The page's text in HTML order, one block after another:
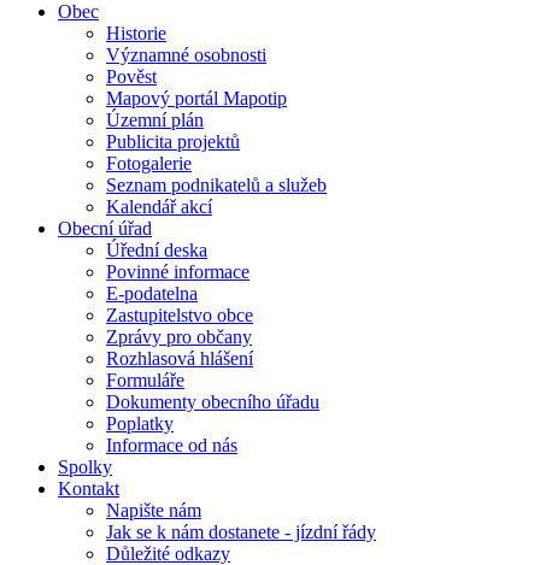
Obec
Historie
Významné osobnosti
Pověst
Mapový portál Mapotip
Územní plán
Publicita projektů
Fotogalerie
Seznam podnikatelů a služeb
Kalendář akcí
Obecní úřad
Úřední deska
Povinné informace
E-podatelna
Zastupitelstvo obce
Zprávy pro občany
Rozhlasová hlášení
Formuláře
Dokumenty obecního úřadu
Poplatky
Informace od nás
Spolky
Kontakt
Napište nám
Jak se k nám dostanete - jízdní řády
Důležité odkazy